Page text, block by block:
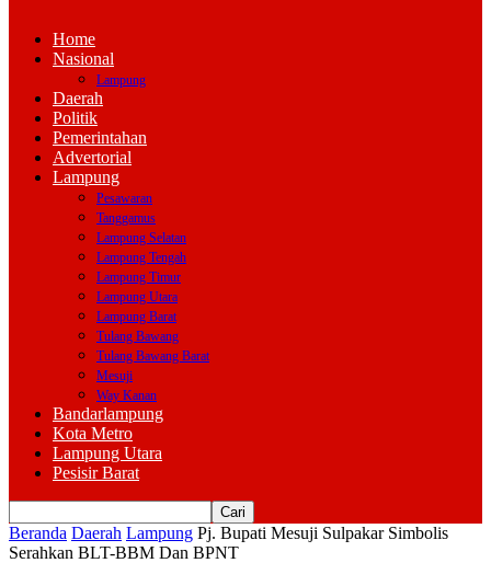
Home
Nasional
Lampung
Daerah
Politik
Pemerintahan
Advertorial
Lampung
Pesawaran
Tanggamus
Lampung Selatan
Lampung Tengah
Lampung Timur
Lampung Utara
Lampung Barat
Tulang Bawang
Tulang Bawang Barat
Mesuji
Way Kanan
Bandarlampung
Kota Metro
Lampung Utara
Pesisir Barat
Beranda Daerah Lampung Pj. Bupati Mesuji Sulpakar Simbolis
Serahkan BLT-BBM Dan BPNT